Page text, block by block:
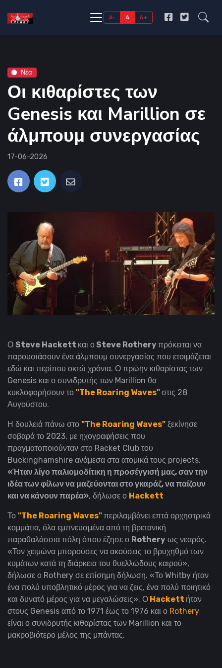
A- A A+
Νέα
Οι κιθαρίστες των
Genesis και Marillion σε
άλμπουμ συνεργασίας
17-06-2026
Ο Steve Hackett και οSteve Rotheryπρόκειται να
παρουσιάσουν ένα άλμπουμ συνεργασίας που ετοιμάζεται
εδώ και περίπου οκτώ χρόνια. Ο πρώην κιθαρίστας των
Genesis και ο συνιδρυτής των Marillion θα
κυκλοφορήσουν το "The Roaring Waves"στις 28
Αυγούστου.
Η δουλειά πάνω στο "The Roaring Waves" ξεκίνησε
σοβαρά το 2023, με ηχογραφήσεις που
πραγματοποιούνταν στο Racket Club του
Buckinghamshire ανάμεσα στα ατομικά τους projects.
«Ήταν λίγο παλιομοδίτικη η προσέγγισή μας, σαν την
ιδέα των φίλων να μαζεύονται στο γκαράζ, να παίζουν
και να κάνουν παρέα», δήλωσε ο Hackett
Το "The Roaring Waves"περιλαμβάνει επτά ορχηστρικά
κομμάτια, όλα εμπνευσμένα από τη βρετανική
παραθαλάσσια πόλη όπου έζησε ο Rothery ως νεαρός.
«Τον χειμώνα μπορούσες να ακούσεις το βρυχηθμό των
κυμάτων κατά τη διάρκεια του θυελλώδους καιρού»,
δήλωσε ο Rothery σε επίσημη δήλωση. «Το Whitby ήταν
ένα πολύ υποβλητικό μέρος για να ζεις, ένα πολύ ποιητικό
και δυνατό μέρος για να μεγαλώσεις». Ο Hackett ήταν
στους Genesis από το 1971 έως το 1976 και ο Rothery
είναι ο συνιδρυτής κιθαρίστας των Marillion και το
μακροβιότερο μέλος της μπάντας.